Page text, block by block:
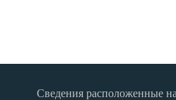
Сведения расположенные